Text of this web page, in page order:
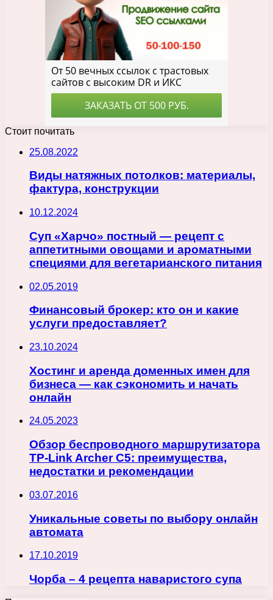
Стоит почитать
25.08.2022
Виды натяжных потолков: материалы,
фактура, конструкции
10.12.2024
Суп «Харчо» постный — рецепт с
аппетитными овощами и ароматными
специями для вегетарианского питания
02.05.2019
Финансовый брокер: кто он и какие
услуги предоставляет?
23.10.2024
Хостинг и аренда доменных имен для
бизнеса — как сэкономить и начать
онлайн
24.05.2023
Обзор беспроводного маршрутизатора
TP-Link Archer C5: преимущества,
недостатки и рекомендации
03.07.2016
Уникальные советы по выбору онлайн
автомата
17.10.2019
Чорба – 4 рецепта наваристого супа